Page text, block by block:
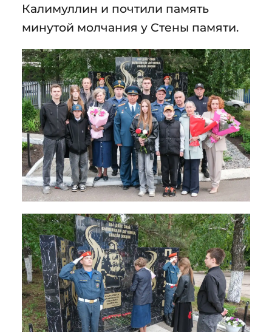
Калимуллин и почтили память
минутой молчания у Стены памяти.